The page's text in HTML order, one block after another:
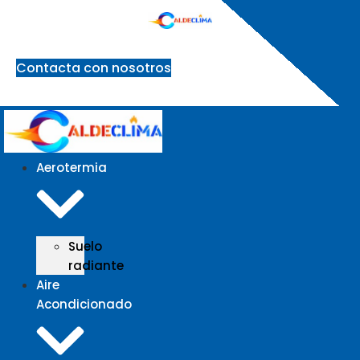
Contacta con nosotros
Aerotermia
Suelo
radiante
Aire
Acondicionado